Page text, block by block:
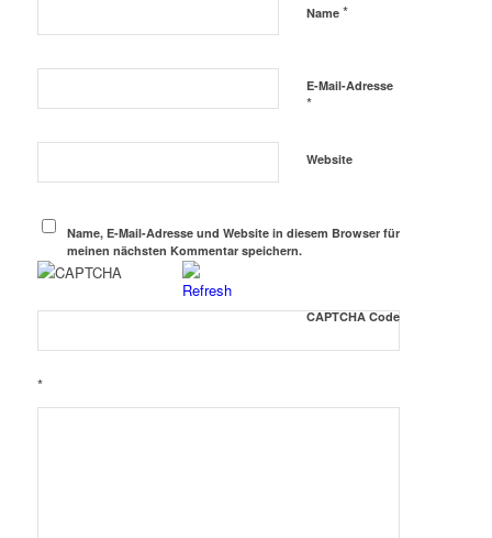
Name *
E-Mail-Adresse
*
Website
Name, E-Mail-Adresse und Website in diesem Browser für
meinen nächsten Kommentar speichern.
CAPTCHA Code
*